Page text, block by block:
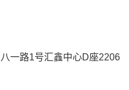
一路1号汇鑫中心D座2206